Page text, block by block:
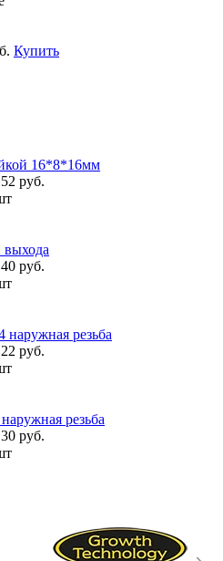
Купить
16*8*16мм
52 руб.
40 руб.
резьба
22 руб.
резьба
30 руб.